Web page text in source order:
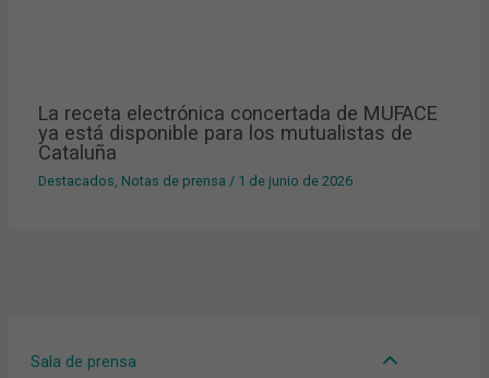
Sala de prensa
La receta electrónica concertada de MUFACE
ya está disponible para los mutualistas de
Cataluña
Destacados Notas de prensa / 1 de junio de 2026